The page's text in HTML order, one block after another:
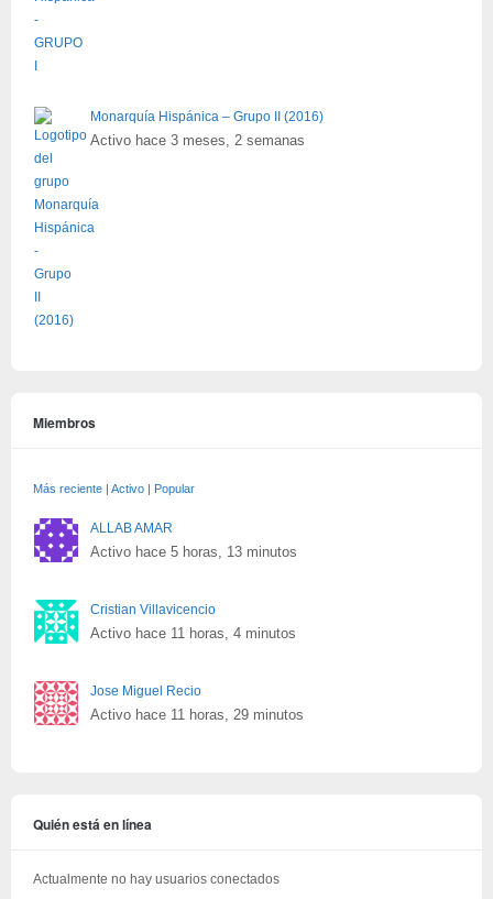
Monarquía Hispánica – Grupo II (2016)
Activo hace 3 meses, 2 semanas
Miembros
Más reciente | Activo | Popular
ALLAB AMAR
Activo hace 5 horas, 13 minutos
Cristian Villavicencio
Activo hace 11 horas, 4 minutos
Jose Miguel Recio
Activo hace 11 horas, 29 minutos
Quién está en línea
Actualmente no hay usuarios conectados